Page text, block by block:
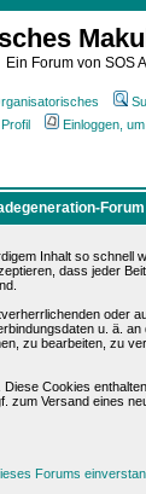
Ein Forum von SOS
Profil
Einloggen,
Inhalt so
dass jeder
u. ä.
zu bearbeiten, zu
Cookies
zum Versand eines
Forums